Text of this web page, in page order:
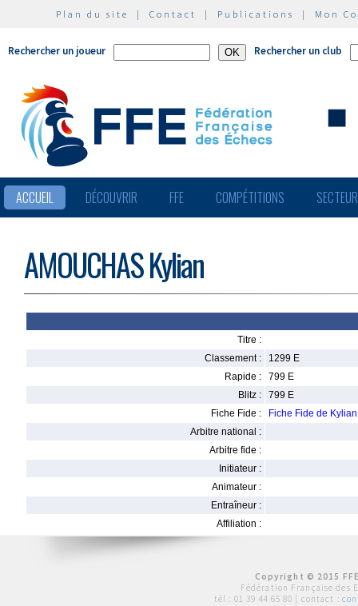
Plan du site | Contact | Publications | Mon
Rechercher un joueur Rechercher un club
ACCUEIL DÉCOUVRIR FFE COMPÉTITIONS
AMOUCHAS Kylian
Titre :
Classement :
1299 E
Rapide :
799 E
Blitz :
799 E
Fiche Fide :
Fiche Fide de
Arbitre national :
Arbitre fide :
Initiateur :
Animateur :
Entraîneur :
Affiliation :
Copyright © 2015
Fédération Française des
tél : 01 39 44 65 80 | contact :